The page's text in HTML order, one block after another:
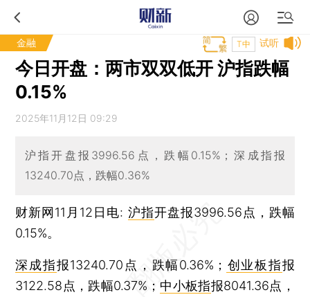
金融 试听
T中
今日开盘：两市双双低开 沪指跌幅
0.15%
2025年11月12日 09:29
沪指开盘报3996.56点，跌幅0.15%；深成指报
13240.70点，跌幅0.36%
财新网11月12日电: 沪指开盘报3996.56点，跌幅
0.15%。
深成指报13240.70点，跌幅0.36%； 创业板指报
3122.58点，跌幅0.37%； 中小板指报8041.36点，